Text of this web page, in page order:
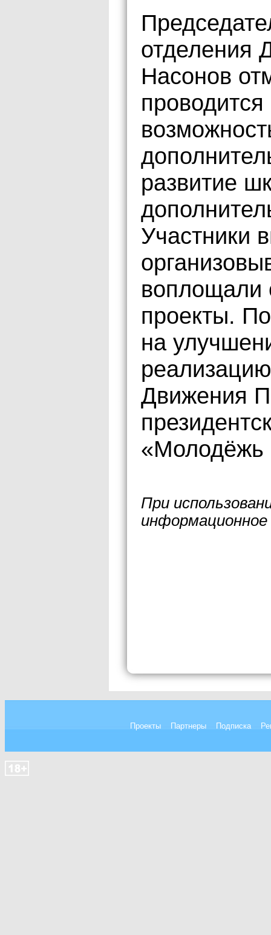
отделения
Насонов
развитие
Участники
воплощали
проекты.
на
Движения
«Молодёжь
При
Проекты Партнеры Подписка